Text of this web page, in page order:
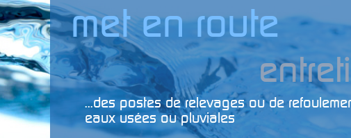
met en route
...des postes de relevages ou de
eaux usées ou pluviales